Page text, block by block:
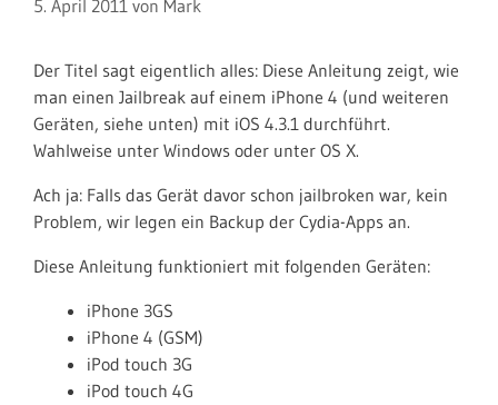
5. April 2011 von Mark
Der Titel sagt eigentlich alles: Diese Anleitung zeigt, wie
man einen Jailbreak auf einem iPhone 4 (und weiteren
Geräten, siehe unten) mit iOS 4.3.1 durchführt.
Wahlweise unter Windows oder unter OS X.
Ach ja: Falls das Gerät davor schon jailbroken war, kein
Problem, wir legen ein Backup der Cydia-Apps an.
Diese Anleitung funktioniert mit folgenden Geräten:
iPhone 3GS
iPhone 4 (GSM)
iPod touch 3G
iPod touch 4G